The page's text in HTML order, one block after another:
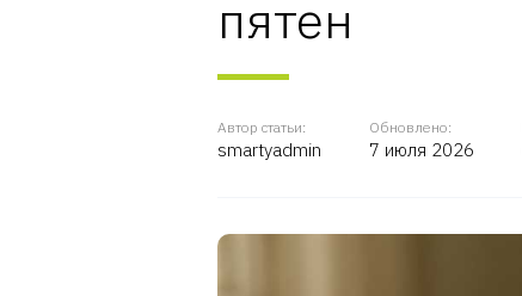
пятен
Автор статьи:
smartyadmin
Обновлено:
7 июля 2026